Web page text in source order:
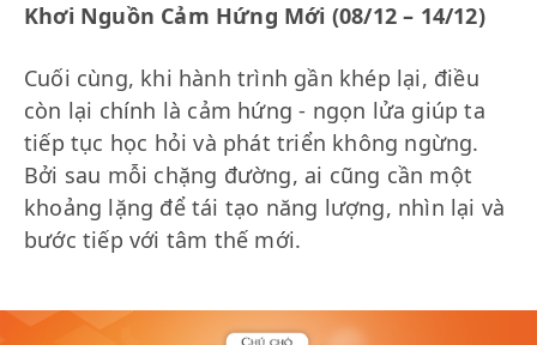
Khơi Nguồn Cảm Hứng Mới (08/12 – 14/12)
Cuối cùng, khi hành trình gần khép lại, điều
còn lại chính là cảm hứng - ngọn lửa giúp ta
tiếp tục học hỏi và phát triển không ngừng.
Bởi sau mỗi chặng đường, ai cũng cần một
khoảng lặng để tái tạo năng lượng, nhìn lại và
bước tiếp với tâm thế mới.